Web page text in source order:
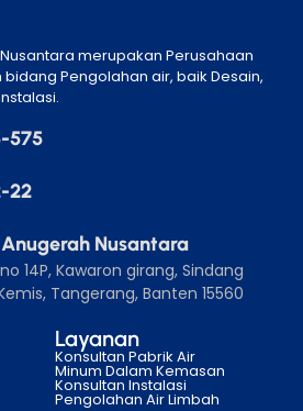
merupakan Perusahaan
Pengolahan air, baik Desain,
575
22
Anugerah Nusantara
14P, Kawaron girang, Sindang
Tangerang, Banten 15560
Layanan
Konsultan Pabrik Air
Minum Dalam Kemasan
Konsultan Instalasi
Pengolahan Air Limbah